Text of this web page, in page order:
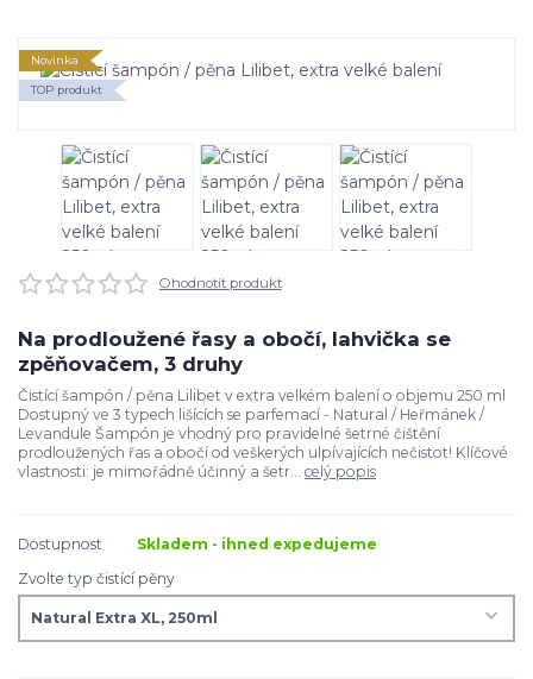
Novinka
TOP produkt
Ohodnotit produkt
Na prodloužené řasy a obočí, lahvička se
zpěňovačem, 3 druhy
Čistící šampón / pěna Lilibet v extra velkém balení o objemu 250 ml
Dostupný ve 3 typech lišících se parfemací - Natural / Heřmánek /
Levandule Šampón je vhodný pro pravidelné šetrné čištění
prodloužených řas a obočí od veškerých ulpívajících nečistot! Klíčové
vlastnosti: je mimořádně účinný a šetr... celý popis
Dostupnost
Skladem - ihned expedujeme
Zvolte typ čistící pěny